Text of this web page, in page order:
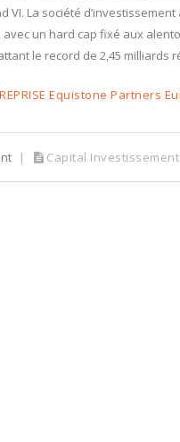
VI. La société
avec un hard cap fixé aux
le record de 2,45 milliards
Equistone Partners
Capital Investissement